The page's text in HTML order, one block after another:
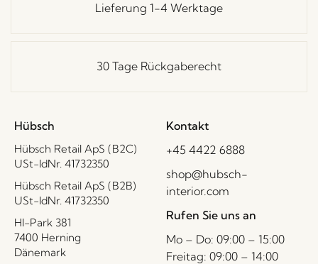
Lieferung 1-4 Werktage
30 Tage Rückgaberecht
Hübsch
Hübsch Retail ApS (B2C)
USt-IdNr. 41732350
Hübsch Retail ApS (B2B)
USt-IdNr. 41732350
HI-Park 381
7400 Herning
Dänemark
Kontakt
+45 4422 6888
shop@hubsch-
interior.com
Rufen Sie uns an
Mo – Do: 09:00 – 15:00
Freitag: 09:00 – 14:00